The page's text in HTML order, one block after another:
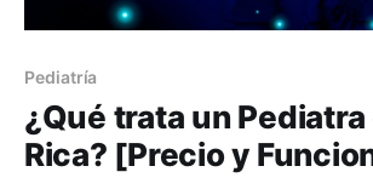
Pediatría
¿Qué trata un
Rica? [Precio y